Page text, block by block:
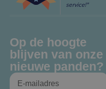
service!"
Op de hoogte
blijven van onze
nieuwe panden?